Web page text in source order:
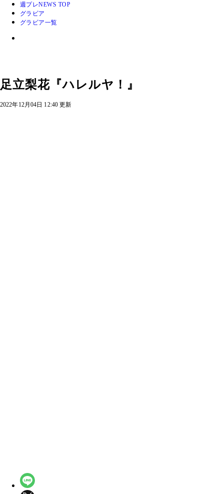
週プレNEWS TOP
グラビア
グラビア一覧
足立梨花『ハレルヤ！』
2022年12月04日 12:40 更新